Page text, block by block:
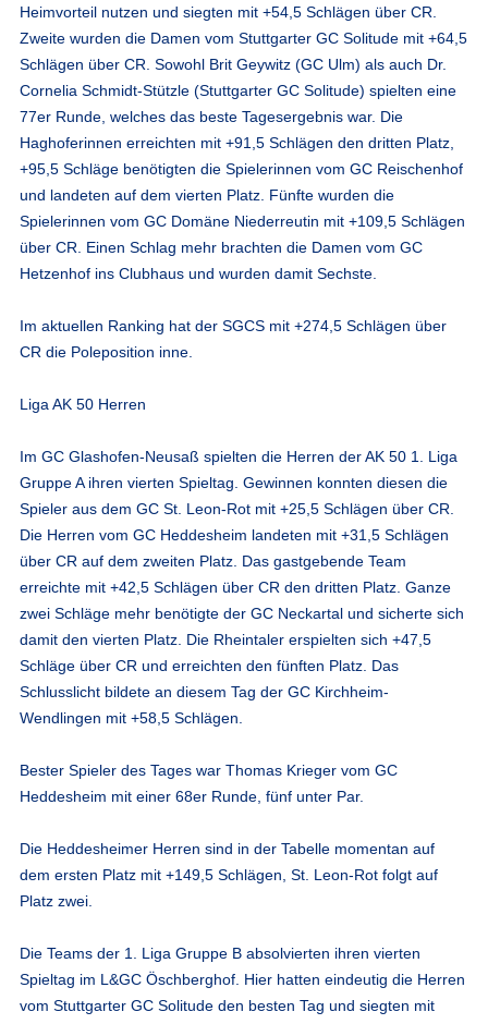
Heimvorteil nutzen und siegten mit +54,5 Schlägen über CR.
Zweite wurden die Damen vom Stuttgarter GC Solitude mit +64,5
Schlägen über CR. Sowohl Brit Geywitz (GC Ulm) als auch Dr.
Cornelia Schmidt-Stützle (Stuttgarter GC Solitude) spielten eine
77er Runde, welches das beste Tagesergebnis war. Die
Haghoferinnen erreichten mit +91,5 Schlägen den dritten Platz,
+95,5 Schläge benötigten die Spielerinnen vom GC Reischenhof
und landeten auf dem vierten Platz. Fünfte wurden die
Spielerinnen vom GC Domäne Niederreutin mit +109,5 Schlägen
über CR. Einen Schlag mehr brachten die Damen vom GC
Hetzenhof ins Clubhaus und wurden damit Sechste.
Im aktuellen Ranking hat der SGCS mit +274,5 Schlägen über
CR die Poleposition inne.
Liga AK 50 Herren
Im GC Glashofen-Neusaß spielten die Herren der AK 50 1. Liga
Gruppe A ihren vierten Spieltag. Gewinnen konnten diesen die
Spieler aus dem GC St. Leon-Rot mit +25,5 Schlägen über CR.
Die Herren vom GC Heddesheim landeten mit +31,5 Schlägen
über CR auf dem zweiten Platz. Das gastgebende Team
erreichte mit +42,5 Schlägen über CR den dritten Platz. Ganze
zwei Schläge mehr benötigte der GC Neckartal und sicherte sich
damit den vierten Platz. Die Rheintaler erspielten sich +47,5
Schläge über CR und erreichten den fünften Platz. Das
Schlusslicht bildete an diesem Tag der GC Kirchheim-
Wendlingen mit +58,5 Schlägen.
Bester Spieler des Tages war Thomas Krieger vom GC
Heddesheim mit einer 68er Runde, fünf unter Par.
Die Heddesheimer Herren sind in der Tabelle momentan auf
dem ersten Platz mit +149,5 Schlägen, St. Leon-Rot folgt auf
Platz zwei.
Die Teams der 1. Liga Gruppe B absolvierten ihren vierten
Spieltag im L&GC Öschberghof. Hier hatten eindeutig die Herren
vom Stuttgarter GC Solitude den besten Tag und siegten mit